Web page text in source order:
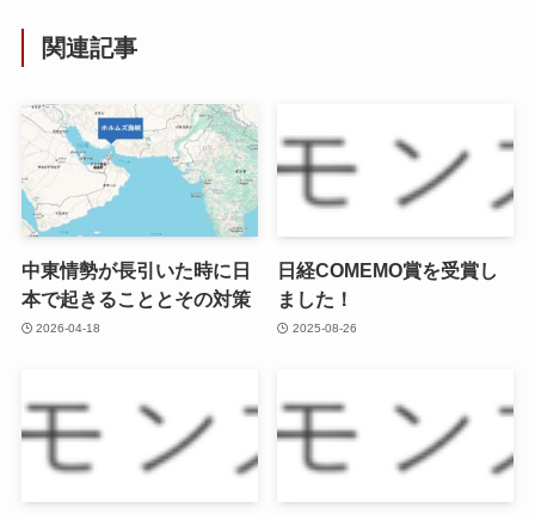
関連記事
中東情勢が長引いた時に日
本で起きることとその対策
2026-04-18
日経COMEMO賞を受賞し
ました！
2025-08-26